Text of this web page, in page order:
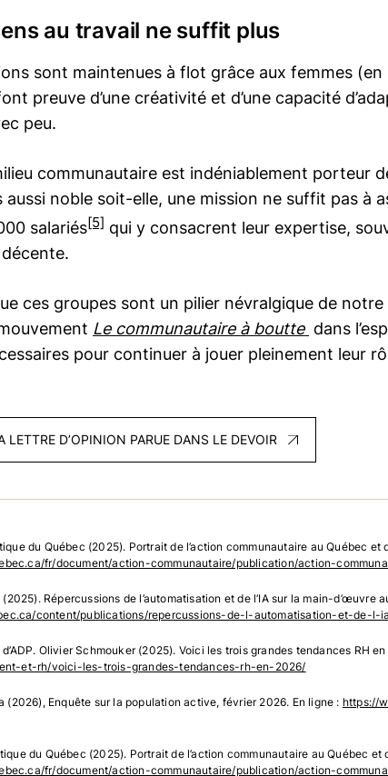
au travail ne suffit plus
sont maintenues à flot grâce aux femmes
preuve d’une créativité et d’une capacité
peu.
communautaire est indéniablement porteur
aussi noble soit-elle, une mission ne suffit pas à
salariés[5] qui y consacrent leur expertise,
ces groupes sont un pilier névralgique de
Le communautaire à boutte dans
pour continuer à jouer pleinement leur
LETTRE D’OPINION PARUE DANS LE DEVOIR
du Québec (2025). Portrait de l’action communautaire au Québec et
fr/document/action-communautaire/publication/action-
Répercussions de l’automatisation et de l’IA sur la main-d’œuvre
content/publications/repercussions-de-l-automatisation-et-de-
Olivier Schmouker (2025). Voici les trois grandes tendances RH
et-rh/voici-les-trois-grandes-tendances-rh-en-2026/
(2026), Enquête sur la population active, février 2026. En ligne : https://
du Québec (2025). Portrait de l’action communautaire au Québec et
fr/document/action-communautaire/publication/action-